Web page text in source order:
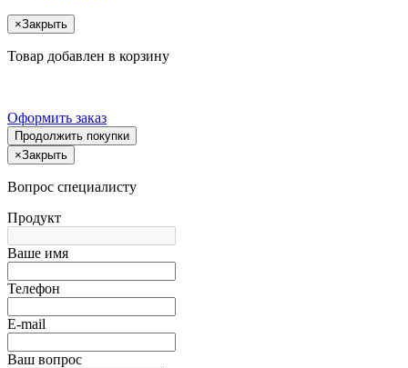
×Закрыть
Товар добавлен в корзину
Оформить заказ
Продолжить покупки
×Закрыть
Вопрос специалисту
Продукт
Ваше имя
Телефон
E-mail
Ваш вопрос